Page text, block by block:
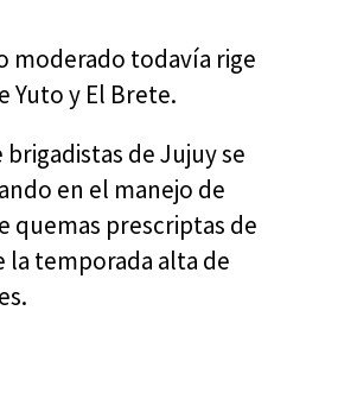
moderado todavía rige
Yuto y El Brete.
de Jujuy se
en el manejo de
quemas prescriptas de
la temporada alta de